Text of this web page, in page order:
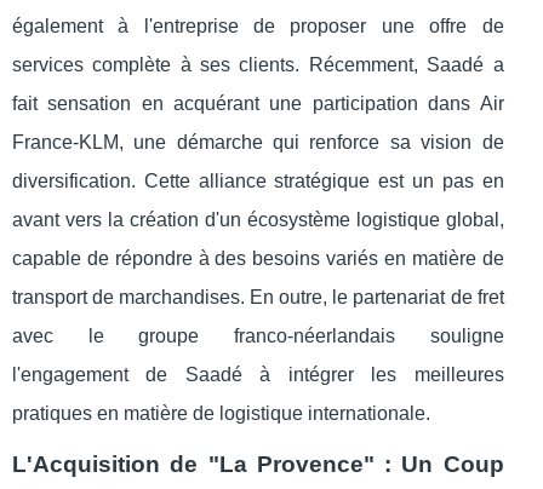
également à l'entreprise de proposer une offre de
services complète à ses clients. Récemment, Saadé a
fait sensation en acquérant une participation dans Air
France-KLM, une démarche qui renforce sa vision de
diversification. Cette alliance stratégique est un pas en
avant vers la création d'un écosystème logistique global,
capable de répondre à des besoins variés en matière de
transport de marchandises. En outre, le partenariat de fret
avec le groupe franco-néerlandais souligne
l'engagement de Saadé à intégrer les meilleures
pratiques en matière de logistique internationale.
L'Acquisition de "La Provence" : Un Coup